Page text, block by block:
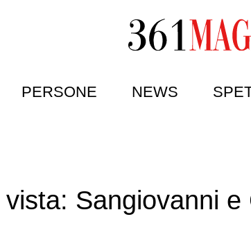
PERSONE NEWS
Sangiovanni e